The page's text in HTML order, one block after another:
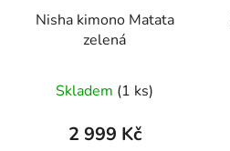
Nisha kimono Matata
zelená
Skladem (1 ks)
2 999 Kč